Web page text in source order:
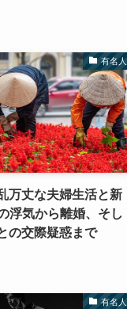
有名人
万丈な夫婦生活と新
浮気から離婚、そし
の交際疑惑まで
有名人